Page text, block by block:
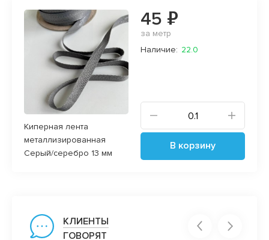
Киперная лента
металлизированная
Серый/серебро 13 мм
45 ₽
за метр
Наличие: 22.0
В корзину
КЛИЕНТЫ
ГОВОРЯТ